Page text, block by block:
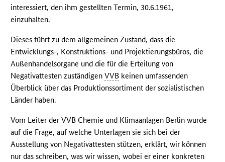
interessiert, den ihm gestellten Termin, 30.6.1961,
einzuhalten.
Dieses führt zu dem allgemeinen Zustand, dass die
Entwicklungs-, Konstruktions- und Projektierungsbüros, die
Außenhandelsorgane und die für die Erteilung von
Negativattesten zuständigenVVB keinen umfassenden
Überblick über das Produktionssortiment der sozialistischen
Länder haben.
Vom Leiter derVVB Chemie und Klimaanlagen Berlin wurde
auf die Frage, auf welche Unterlagen sie sich bei der
Ausstellung von Negativattesten stützen, erklärt, wir können
nur das schreiben, was wir wissen, wobei er einer konkreten